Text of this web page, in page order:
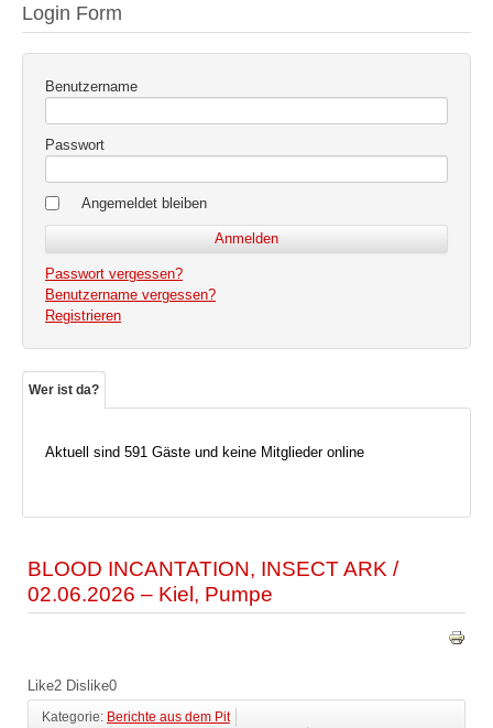
Login Form
Benutzername
Passwort
Angemeldet bleiben
Passwort vergessen?
Benutzername vergessen?
Registrieren
Wer ist da?
Aktuell sind 591 Gäste und keine Mitglieder online
BLOOD INCANTATION, INSECT ARK /
02.06.2026 – Kiel, Pumpe
Like2 Dislike0
Kategorie: Berichte aus dem Pit